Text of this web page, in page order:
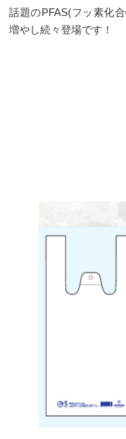
話題のPFAS(フッ素化
増やし続々登場です！